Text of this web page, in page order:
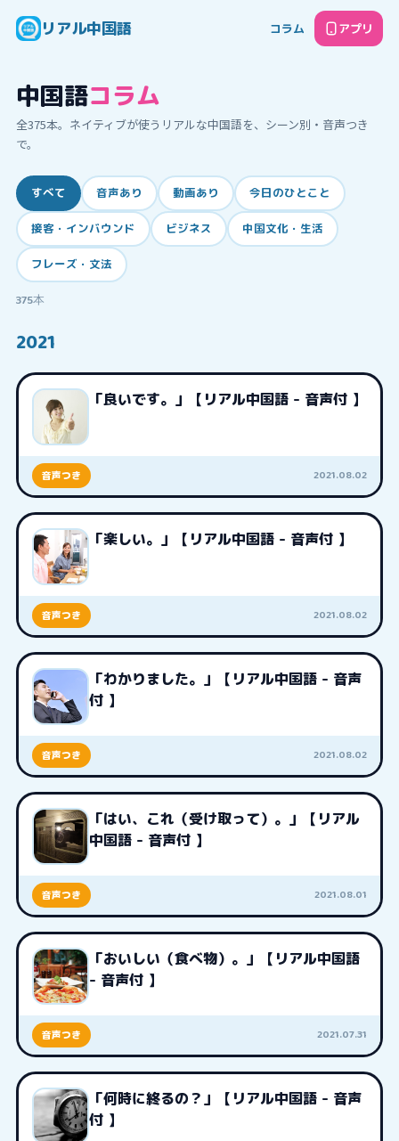
リアル中国語 コラム アプリ
中国語コラム
全375本。ネイティブが使うリアルな中国語を、シーン別・音声つき
で。
すべて 音声あり 動画あり 今日のひとこと
接客・インバウンド ビジネス 中国文化・生活
フレーズ・文法
375本
2021
「良いです。」【リアル中国語 - 音声付 】
音声つき 2021.08.02
「楽しい。」【リアル中国語 - 音声付 】
音声つき 2021.08.02
「わかりました。」【リアル中国語 - 音声
付 】
音声つき 2021.08.02
「はい、これ（受け取って）。」【リアル
中国語 - 音声付 】
音声つき 2021.08.01
「おいしい（食べ物）。」【リアル中国語
- 音声付 】
音声つき 2021.07.31
「何時に終るの？」【リアル中国語 - 音声
付 】